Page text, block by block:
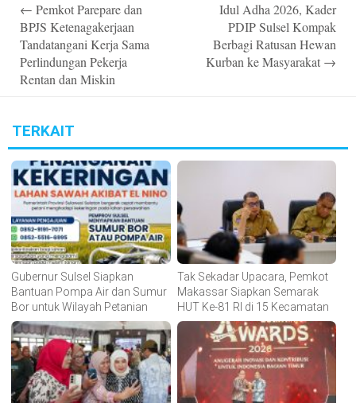
navigation
← Pemkot Parepare dan
BPJS Ketenagakerjaan
Tandatangani Kerja Sama
Perlindungan Pekerja
Rentan dan Miskin
Idul Adha 2026, Kader
PDIP Sulsel Kompak
Berbagi Ratusan Hewan
Kurban ke Masyarakat →
TERKAIT
Gubernur Sulsel Siapkan
Bantuan Pompa Air dan Sumur
Bor untuk Wilayah Petanian
Tak Sekadar Upacara, Pemkot
Makassar Siapkan Semarak
HUT Ke-81 RI di 15 Kecamatan